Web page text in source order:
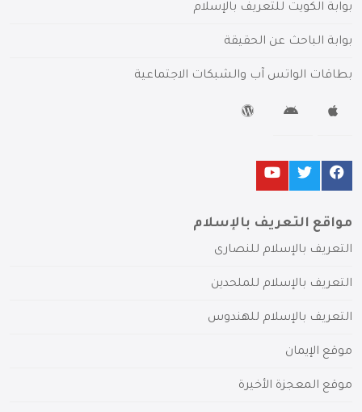
بوابة الكويت للتعريف بالإسلام
بوابة الباحث عن الحقيقة
بطاقات الواتس آب والشبكات الاجتماعية
مواقع التعريف بالإسلام
التعريف بالإسلام للنصارى
التعريف بالإسلام للملحدين
التعريف بالإسلام للهندوس
موقع الإيمان
موقع المعجزة الأخيرة